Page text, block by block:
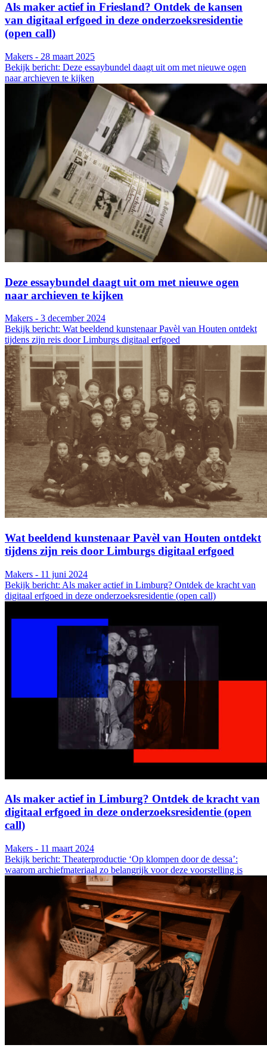
Als maker actief in Friesland? Ontdek de kansen
van digitaal erfgoed in deze onderzoeksresidentie
(open call)
Makers - 28 maart 2025
Bekijk bericht: Deze essaybundel daagt uit om met nieuwe ogen
naar archieven te kijken
Deze essaybundel daagt uit om met nieuwe ogen
naar archieven te kijken
Makers - 3 december 2024
Bekijk bericht: Wat beeldend kunstenaar Pavèl van Houten ontdekt
tijdens zijn reis door Limburgs digitaal erfgoed
Wat beeldend kunstenaar Pavèl van Houten ontdekt
tijdens zijn reis door Limburgs digitaal erfgoed
Makers - 11 juni 2024
Bekijk bericht: Als maker actief in Limburg? Ontdek de kracht van
digitaal erfgoed in deze onderzoeksresidentie (open call)
Als maker actief in Limburg? Ontdek de kracht van
digitaal erfgoed in deze onderzoeksresidentie (open
call)
Makers - 11 maart 2024
Bekijk bericht: Theaterproductie ‘Op klompen door de dessa’:
waarom archiefmateriaal zo belangrijk voor deze voorstelling is